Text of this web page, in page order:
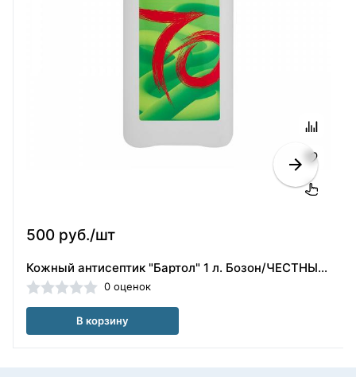
500 руб./шт
Кожный антисептик "Бартол" 1 л. Бозон/ЧЕСТНЫЙ ЗНАК
0 оценок
В корзину